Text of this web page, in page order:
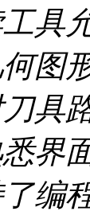
具
图
具
界
编